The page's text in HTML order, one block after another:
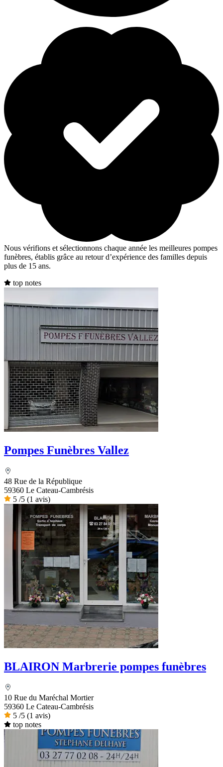
Nous vérifions et sélectionnons chaque année les meilleures pompes
funèbres, établis grâce au retour d’expérience des familles depuis
plus de 15 ans.
top notes
Pompes Funèbres Vallez
48 Rue de la République
59360 Le Cateau-Cambrésis
5 /5 (1 avis)
BLAIRON Marbrerie pompes funèbres
10 Rue du Maréchal Mortier
59360 Le Cateau-Cambrésis
5 /5 (1 avis)
top notes